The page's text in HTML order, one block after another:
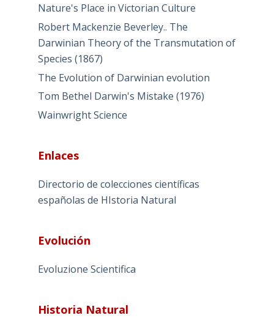
Nature's Place in Victorian Culture
Robert Mackenzie Beverley.. The
Darwinian Theory of the Transmutation of
Species (1867)
The Evolution of Darwinian evolution
Tom Bethel Darwin's Mistake (1976)
Wainwright Science
Enlaces
Directorio de colecciones científicas
españolas de HIstoria Natural
Evolución
Evoluzione Scientifica
Historia Natural